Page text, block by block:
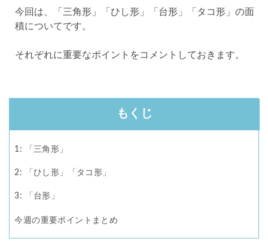
今回は、「三角形」「ひし形」「台形」「タコ形」の面
積についてです。
それぞれに重要なポイントをコメントしておきます。
もくじ
1: 「三角形」
2: 「ひし形」「タコ形」
3: 「台形」
今週の重要ポイントまとめ